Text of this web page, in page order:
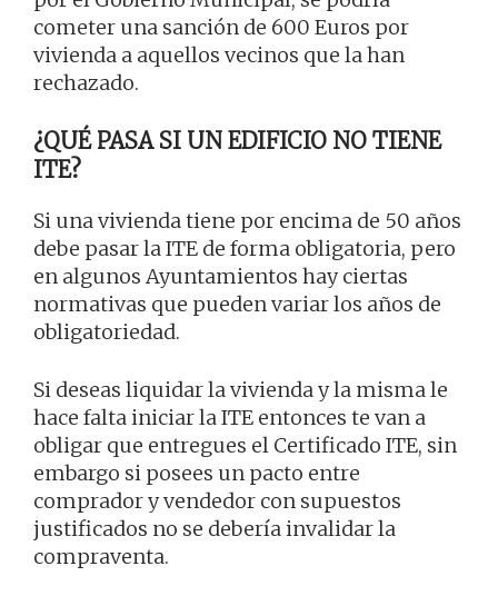
cometer una sanción de 600 Euros por
vivienda a aquellos vecinos que la han
rechazado.
¿QUÉ PASA SI UN EDIFICIO NO TIENE
ITE?
Si una vivienda tiene por encima de 50 años
debe pasar la ITE de forma obligatoria, pero
en algunos Ayuntamientos hay ciertas
normativas que pueden variar los años de
obligatoriedad.
Si deseas liquidar la vivienda y la misma le
hace falta iniciar la ITE entonces te van a
obligar que entregues el Certificado ITE, sin
embargo si posees un pacto entre
comprador y vendedor con supuestos
justificados no se debería invalidar la
compraventa.